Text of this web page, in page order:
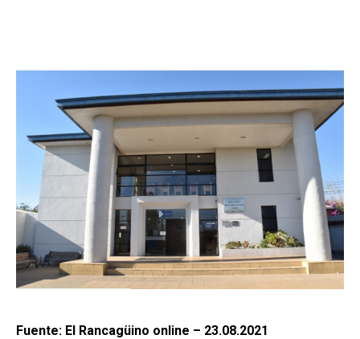
Fuente: El Rancagüino online – 23.08.2021